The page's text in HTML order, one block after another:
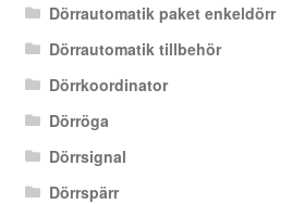
Dörrautomatik paket enkeldörr
Dörrautomatik tillbehör
Dörrkoordinator
Dörröga
Dörrsignal
Dörrspärr